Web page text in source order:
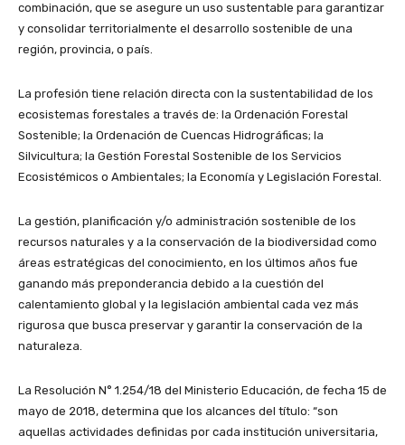
combinación, que se asegure un uso sustentable para garantizar
y consolidar territorialmente el desarrollo sostenible de una
región, provincia, o país.
La profesión tiene relación directa con la sustentabilidad de los
ecosistemas forestales a través de: la Ordenación Forestal
Sostenible; la Ordenación de Cuencas Hidrográficas; la
Silvicultura; la Gestión Forestal Sostenible de los Servicios
Ecosistémicos o Ambientales; la Economía y Legislación Forestal.
La gestión, planificación y/o administración sostenible de los
recursos naturales y a la conservación de la biodiversidad como
áreas estratégicas del conocimiento, en los últimos años fue
ganando más preponderancia debido a la cuestión del
calentamiento global y la legislación ambiental cada vez más
rigurosa que busca preservar y garantir la conservación de la
naturaleza.
La Resolución N° 1.254/18 del Ministerio Educación, de fecha 15 de
mayo de 2018, determina que los alcances del título: “son
aquellas actividades definidas por cada institución universitaria,